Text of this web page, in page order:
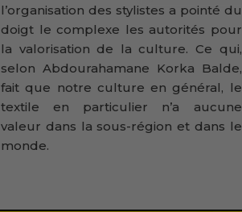
l’organisation des stylistes a pointé du
doigt le complexe les autorités pour
la valorisation de la culture. Ce qui,
selon Abdourahamane Korka Balde,
fait que notre culture en général, le
textile en particulier n’a aucune
valeur dans la sous-région et dans le
monde.